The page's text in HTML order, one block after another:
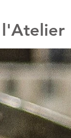
l'Atelier